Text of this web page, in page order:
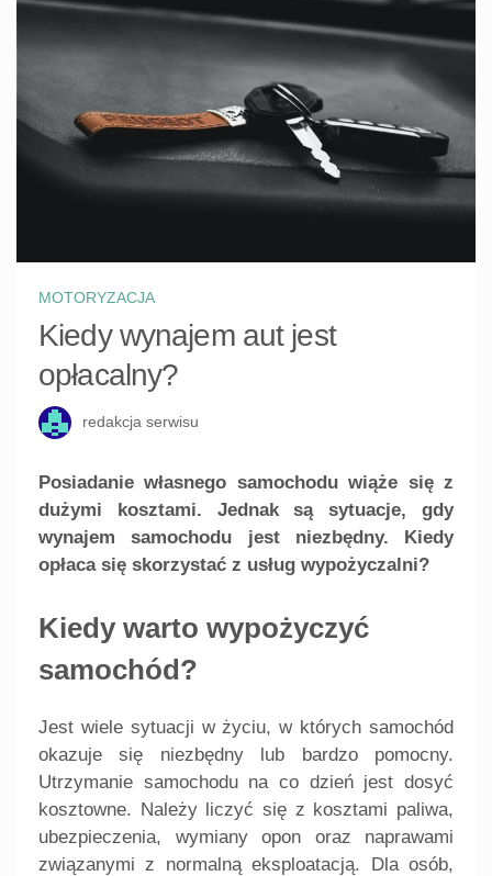
MOTORYZACJA
Kiedy wynajem aut jest
opłacalny?
redakcja serwisu
Posiadanie własnego samochodu wiąże się z
dużymi kosztami. Jednak są sytuacje, gdy
wynajem samochodu jest niezbędny. Kiedy
opłaca się skorzystać z usług wypożyczalni?
Kiedy warto wypożyczyć
samochód?
Jest wiele sytuacji w życiu, w których samochód
okazuje się niezbędny lub bardzo pomocny.
Utrzymanie samochodu na co dzień jest dosyć
kosztowne. Należy liczyć się z kosztami paliwa,
ubezpieczenia, wymiany opon oraz naprawami
związanymi z normalną eksploatacją. Dla osób,